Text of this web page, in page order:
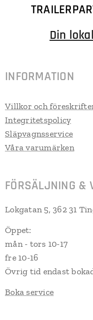
Din
INFORMATION
Villkor och
Integritetspolicy
Släpvagnsservice
Våra varumärken
FÖRSÄLJNING &
Lokgatan 5, 362 31
Öppet:
mån - tors 10-17
fre 10-16
Övrig tid endast
Boka service